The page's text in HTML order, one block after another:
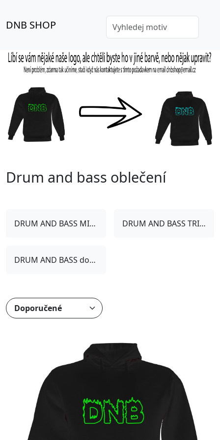
DNB SHOP
Drum and bass oblečení
DRUM AND BASS MIKINY DRUM AND BASS TRIČKA
DRUM AND BASS doplňky